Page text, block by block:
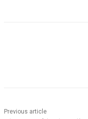
Previous article